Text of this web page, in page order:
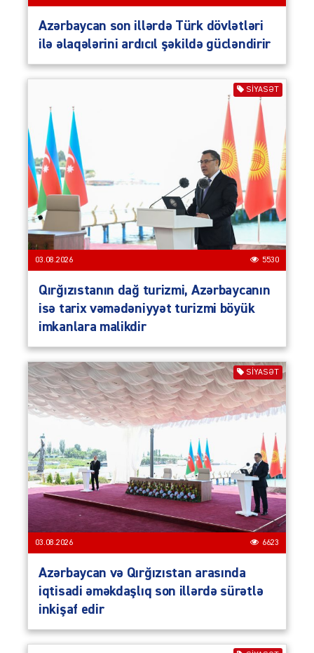
Azərbaycan son illərdə Türk dövlətləri
ilə əlaqələrini ardıcıl şəkildə gücləndirir
SIYASƏT
03.08.2026 5530
Qırğızıstanın dağ turizmi, Azərbaycanın
isə tarix vəmədəniyyət turizmi böyük
imkanlara malikdir
SIYASƏT
03.08.2026 6623
Azərbaycan və Qırğızıstan arasında
iqtisadi əməkdaşlıq son illərdə sürətlə
inkişaf edir